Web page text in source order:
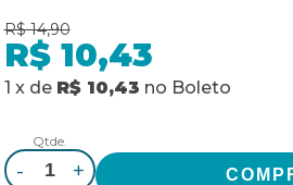
R$ 14,90
R$ 10,43
1 x de R$ 10,43 no Boleto
Qtde.
- +